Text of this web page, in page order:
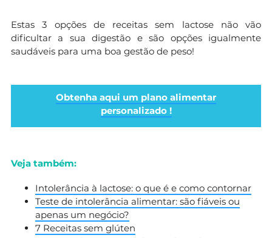
Estas 3 opções de receitas sem lactose não vão
dificultar a sua digestão e são opções igualmente
saudáveis para uma boa gestão de peso!
Obtenha aqui um plano alimentar
personalizado !
Veja também:
Intolerância à lactose: o que é e como contornar
Teste de intolerância alimentar: são fiáveis ou
apenas um negócio?
7 Receitas sem glúten